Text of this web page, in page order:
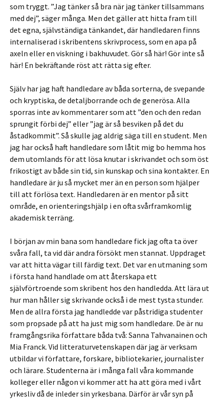
som tryggt. ”Jag tänker så bra när jag tänker tillsammans
med dej”, säger många. Men det gäller att hitta fram till
det egna, självständiga tänkandet, där handledaren finns
internaliserad i skribentens skrivprocess, som en apa på
axeln eller en viskning i bakhuvudet. Gör så här! Gör inte så
här! En bekräftande röst att rätta sig efter.
Själv har jag haft handledare av båda sorterna, de svepande
och kryptiska, de detaljborrande och de generösa. Alla
sporras inte av kommentarer som att ”den och den redan
sprungit förbi dej” eller ”jag är så besviken på det du
åstadkommit”. Så skulle jag aldrig säga till en student. Men
jag har också haft handledare som låtit mig bo hemma hos
dem utomlands för att lösa knutar i skrivandet och som öst
frikostigt av både sin tid, sin kunskap och sina kontakter. En
handledare är ju så mycket mer än en person som hjälper
till att förlösa text. Handledaren är en mentor på sitt
område, en orienteringshjälp i en ofta svårframkomlig
akademisk terräng.
I början av min bana som handledare fick jag ofta ta över
svåra fall, ta vid där andra försökt men stannat. Uppdraget
var att hitta vägar till färdig text. Det var en utmaning som
i första hand handlade om att återskapa ett
självförtroende som skribent hos den handledda. Att lära ut
hur man håller sig skrivande också i de mest tysta stunder.
Men de allra första jag handledde var påstridiga studenter
som propsade på att ha just mig som handledare. De är nu
framgångsrika författare båda två: Sanna Tahvanainen och
Mia Franck. Vid litteraturvetenskapen där jag är verksam
utbildar vi författare, forskare, bibliotekarier, journalister
och lärare. Studenterna är i många fall våra kommande
kolleger eller någon vi kommer att ha att göra med i vårt
yrkesliv då de inleder sin yrkesbana. Därför är vår syn på